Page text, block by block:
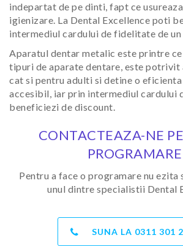
indepartat de pe dinti, fapt ce
igienizare. La Dental Excellence poti
intermediul cardului de fidelitate de
Aparatul dentar metalic este printre
tipuri de aparate dentare, este
cat si pentru adulti si detine o
accesibil, iar prin intermediul cardului
beneficiezi de discount.
CONTACTEAZA-NE
Pentru a face o programare nu ezita
unul dintre specialistii Dental
SUNA LA 0311 301